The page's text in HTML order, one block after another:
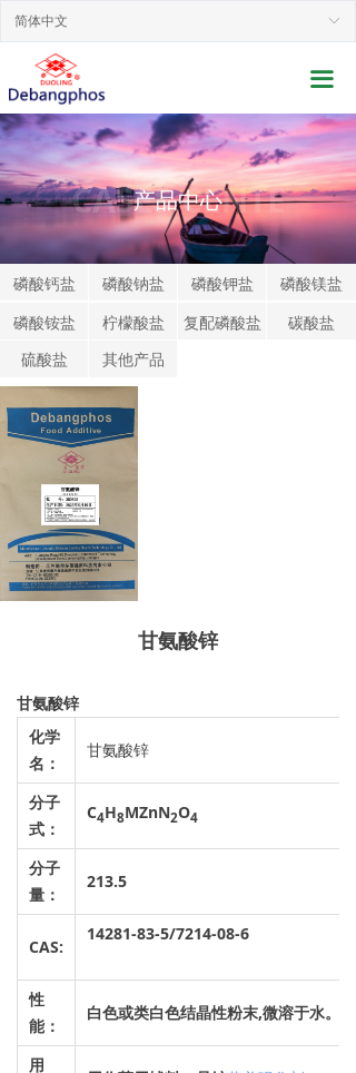
끀
网站首页
关于我们
新闻动态
产品展示
行业应用
联系我们
服务支持
ꀅ
简体中文
甘氨酸锌
化学
名：
甘氨酸锌
分子
式：
C4H8MZnN2O4
分子
量：
213.5
CAS:
14281-83-5/7214-08-6
性
能：
白色或类白色结晶性粉末,微溶于水。
用
甘氨酸锌
CASES CENTE
产品中心
磷酸钙盐 磷酸钠盐 磷酸钾盐
磷酸镁盐
磷酸铵盐
柠檬酸盐 复配磷酸盐
碳酸盐
硫酸盐
其他产品